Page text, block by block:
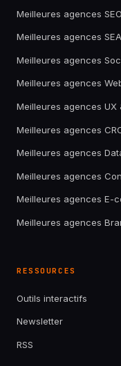
Meilleures agences
Meilleures agences
Meilleures agences
Meilleures agences
Meilleures agences UX
Meilleures agences
Meilleures agences
Meilleures agences
Meilleures agences E-
Meilleures agences
RESSOURCES
Outils interactifs
Newsletter
RSS